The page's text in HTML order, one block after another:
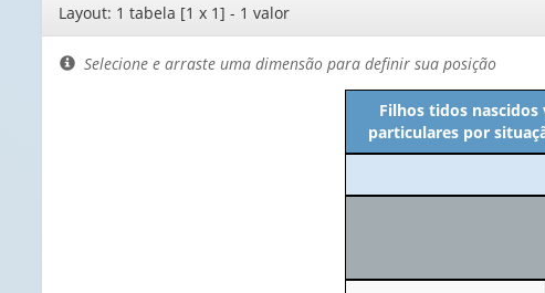
Editor
de
layout
Layout: 1 tabela [1 x 1] - 1 valor
Selecione e arraste uma dimensão para definir sua posição
Filhos tidos
particulares por